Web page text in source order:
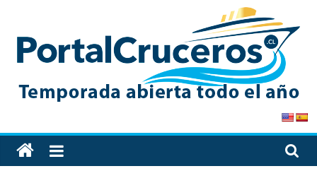
content
PortalCruceros
Toda
la